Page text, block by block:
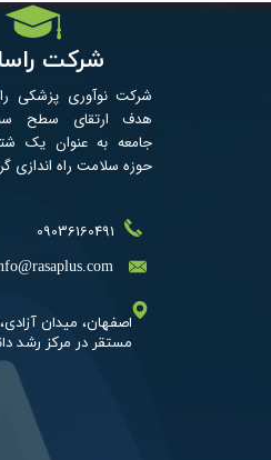
09036160491
شرکت راسا
شرکت نوآوری پزشکی
هدف ارتقای سطح
جامعه به عنوان یک
حوزه سلامت راه اندازی